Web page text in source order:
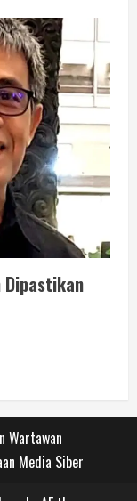
Dipastikan
Wartawan
Media Siber